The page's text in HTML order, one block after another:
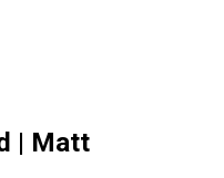
| Matt